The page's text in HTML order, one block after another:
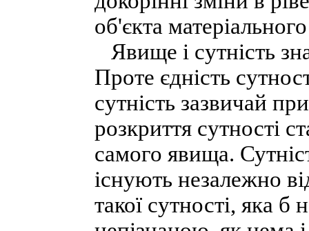
об'єкта
Явище і сутність
Проте єдність
сутність зазвичай
розкриття сутності
самого явища.
існують незалежно
такої сутності, яка б